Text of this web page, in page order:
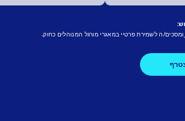
ומסכים/ה לשמירת פרטיי במאגרי מורגל המנוהלים כחוק.